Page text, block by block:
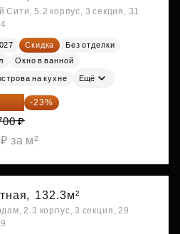
5.2 корпус, 3 секция, 31
Скидка
Без отделки
Окно в ванной
на кухне Ещё
₽ -23%
₽
за м²
132.3м²
2.3 корпус, 3 секция, 29